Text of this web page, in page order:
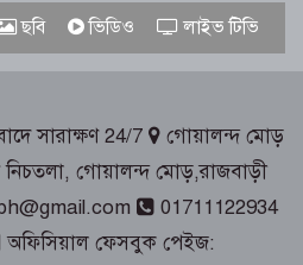
রাজবাড়ী জেলা পুলিশ-
শ্রদ্ধাঞ্জলি
রিনা গ্রেপ্তার
জুলাই গণঅভ্যুত্থান দিবস
নানা কর্মসূচি
ছবি ভিডিও লাইভ টিভি
সারাক্ষণ 24/7
গোয়ালন্দ মোড়
নিচতলা, গোয়ালন্দ মোড়,রাজবাড়ী
01711122934
অফিসিয়াল ফেসবুক পেইজ: